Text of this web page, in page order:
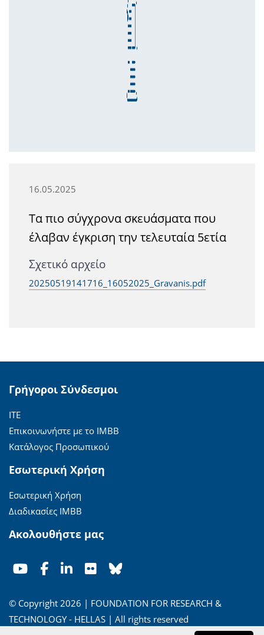
16.05.2025
Τα πιο σύγχρονα σκευάσματα που
έλαβαν έγκριση την τελευταία 5ετία
Σχετικό αρχείο
20250519141716_16052025_Gravanis.pdf
Γρήγοροι Σύνδεσμοι
ΙΤΕ
Επικοινωνήστε με το ΙΜΒΒ
Κατάλογος Προσωπικού
Εσωτερική Χρήση
Εσωτερική Χρήση
Διαδικασίες ΙΜΒΒ
Ακολουθήστε μας
© Copyright 2026 | FOUNDATION FOR RESEARCH &
TECHNOLOGY - HELLAS | All rights reserved